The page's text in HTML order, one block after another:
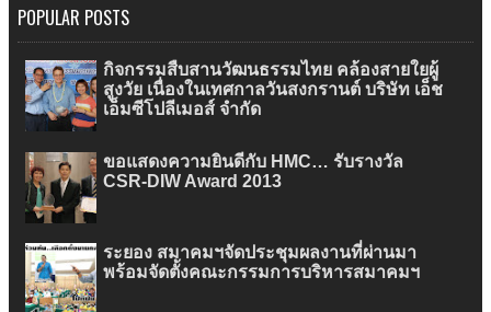
POPULAR POSTS
กิจกรรมสืบสานวัฒนธรรมไทย คล้องสายใยผู้
สูงวัย เนื่องในเทศกาลวันสงกรานต์ บริษัท เอ็ช
เอ็มซีโปลีเมอส์ จำกัด
ขอแสดงความยินดีกับ HMC… รับรางวัล
CSR-DIW Award 2013
ระยอง สมาคมฯจัดประชุมผลงานที่ผ่านมา
พร้อมจัดตั้งคณะกรรมการบริหารสมาคมฯ